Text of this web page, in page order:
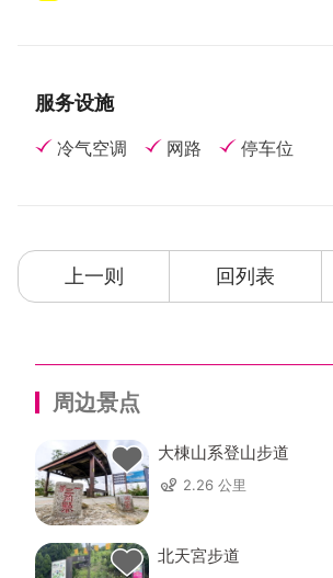
服务设施
冷气空调 网路 停车位
上一则 回列表
周边景点
大棟山系登山步道
2.26 公里
北天宮步道